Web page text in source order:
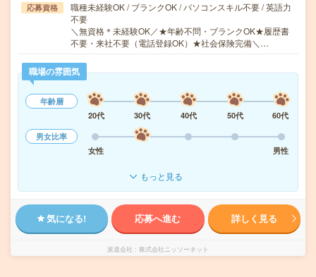
応募資格
職種未経験OK / ブランクOK / パソコンスキル不要 / 英語力
不要
＼無資格＊未経験OK／★年齢不問・ブランクOK★履歴書
不要・来社不要（電話登録OK）★社会保険完備＼…
職場の雰囲気
年齢層
20代
30代 40代 50代
60代
男女比率
女性
男性
もっと見る
気になる! 応募へ進む 詳しく見る
派遣会社 株式会社ニッソーネット